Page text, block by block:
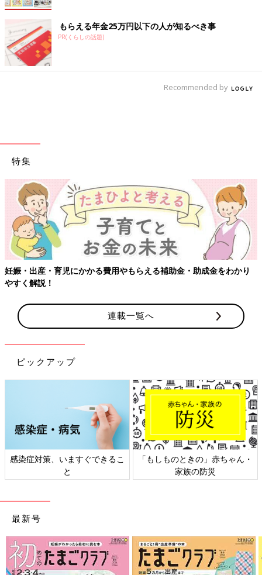
もらえる年金25万円以下の人が知るべき事
PR(くらしの話題)
Recommended by
特集
妊娠・出産・育児にかかる費用やもらえる補助金・助成金をわかり
やすく解説！
連載一覧へ
ピックアップ
感染症対策、いますぐできるこ
と
「もしものときの」赤ちゃん・
家族の防災
最新号